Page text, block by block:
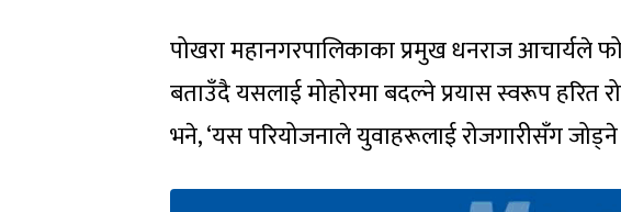
पोखरा महानगरपालिकाका प्रमुख धनराज आचार्यले
बताउँदै यसलाई मोहोरमा बदल्ने प्रयास स्वरूप हरित
भने, ‘यस परियोजनाले युवाहरूलाई रोजगारीसँग